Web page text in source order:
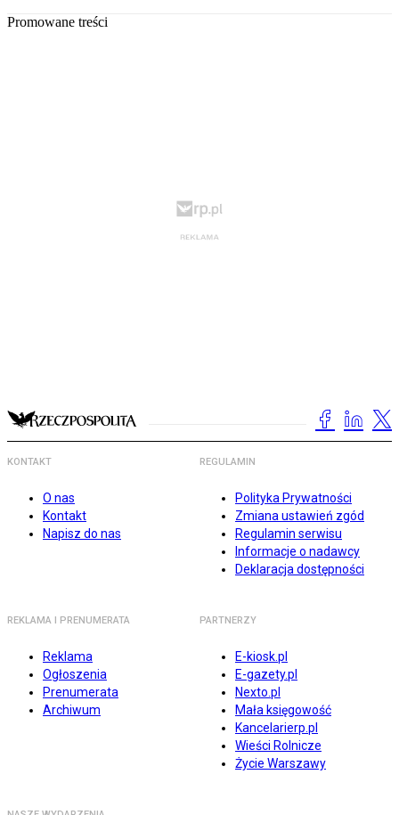
Promowane treści
KONTAKT
O nas
Kontakt
Napisz do nas
REGULAMIN
Polityka Prywatności
Zmiana ustawień zgód
Regulamin serwisu
Informacje o nadawcy
Deklaracja dostępności
REKLAMA I PRENUMERATA
Reklama
Ogłoszenia
Prenumerata
Archiwum
PARTNERZY
E-kiosk.pl
E-gazety.pl
Nexto.pl
Mała księgowość
Kancelarierp.pl
Wieści Rolnicze
Życie Warszawy